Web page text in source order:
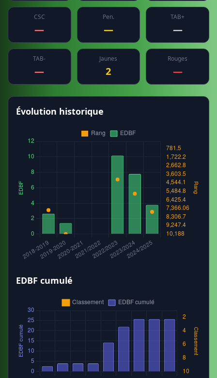
CSC
—
Pen.
—
TAB+
—
TAB-
—
Jaunes
2
Rouges
—
Évolution historique
EDBF cumulé